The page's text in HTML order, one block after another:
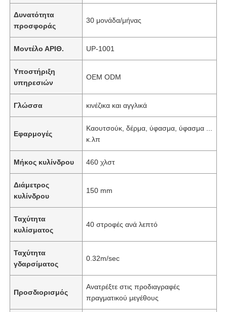
Δυνατότητα
προσφοράς
30 μονάδα/μήνας
Μοντέλο ΑΡΙΘ. UP-1001
Υποστήριξη
υπηρεσιών
OEM ODM
Γλώσσα κινέζικα και αγγλικά
Εφαρμογές
Καουτσούκ, δέρμα, ύφασμα, ύφασμα ...
κ.λπ
Μήκος κυλίνδρου 460 χλστ
Διάμετρος
κυλίνδρου
150 mm
Ταχύτητα
κυλίσματος
40 στροφές ανά λεπτό
Ταχύτητα
γδαρσίματος
0.32m/sec
Προσδιορισμός
Ανατρέξτε στις προδιαγραφές
πραγματικού μεγέθους